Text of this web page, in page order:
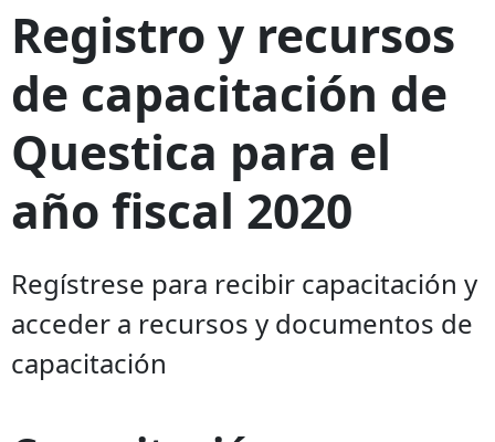
Registro y recursos
de capacitación de
Questica para el
año fiscal 2020
Regístrese para recibir capacitación y
acceder a recursos y documentos de
capacitación